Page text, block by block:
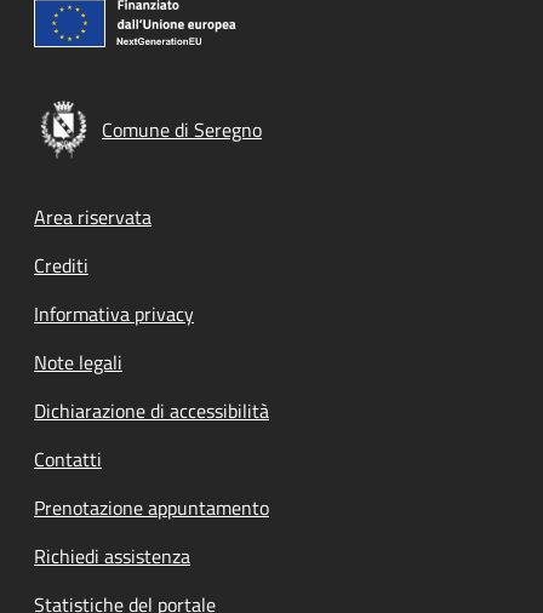
Comune di Seregno
Footer menu
Area riservata
Crediti
Informativa privacy
Note legali
Dichiarazione di accessibilità
Contatti
Prenotazione appuntamento
Richiedi assistenza
Statistiche del portale